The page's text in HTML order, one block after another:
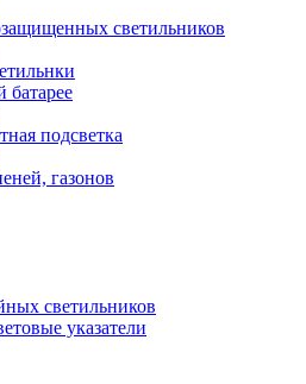
светильников
батарее
подсветка
газонов
светильников
указатели